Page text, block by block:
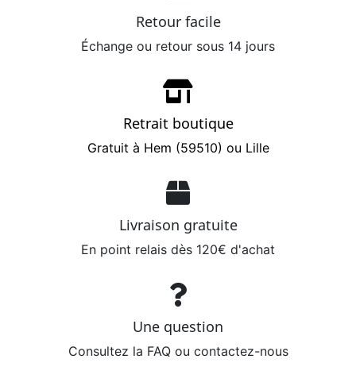
Retour facile
Échange ou retour sous 14 jours
Retrait boutique
Gratuit à Hem (59510) ou Lille
Livraison gratuite
En point relais dès 120€ d'achat
Une question
Consultez la FAQ ou contactez-nous